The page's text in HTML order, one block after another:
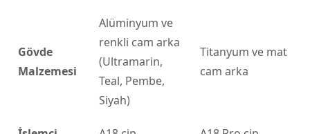
Gövde
Malzemesi
Alüminyum ve
renkli cam arka
(Ultramarin,
Teal, Pembe,
Siyah)
Titanyum ve mat
cam arka